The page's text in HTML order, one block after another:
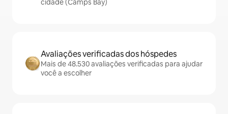
cidade (Camps Bay)
Avaliações verificadas dos hóspedes
Mais de 48.530 avaliações verificadas para ajudar
você a escolher